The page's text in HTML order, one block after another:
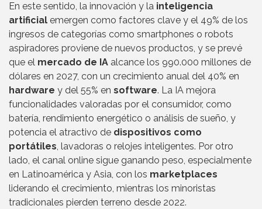
En este sentido, la innovación y la inteligencia
artificial emergen como factores clave y el 49% de los
ingresos de categorías como smartphones o robots
aspiradores proviene de nuevos productos, y se prevé
que el mercado de IA alcance los 990.000 millones de
dólares en 2027, con un crecimiento anual del 40% en
hardware y del 55% en software. La IA mejora
funcionalidades valoradas por el consumidor, como
batería, rendimiento energético o análisis de sueño, y
potencia el atractivo de dispositivos como
portátiles, lavadoras o relojes inteligentes. Por otro
lado, el canal online sigue ganando peso, especialmente
en Latinoamérica y Asia, con los marketplaces
liderando el crecimiento, mientras los minoristas
tradicionales pierden terreno desde 2022.